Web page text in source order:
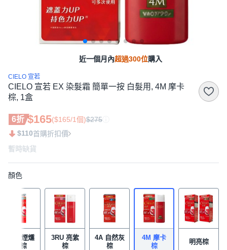
近一個月內超過300位購入
CIELO 宣若
CIELO 宣若 EX 染髮霜 簡單一按 白髮用, 4M 摩卡
棕, 1盒
6折 $165($165/1個)$275
$110首購折扣價
暫時缺貨
顏色
3AG 煙燻
灰棕
3RU 亮紫
棕
4A 自然灰
棕
4M 摩卡
棕
明亮棕